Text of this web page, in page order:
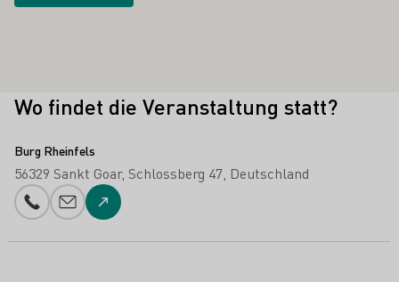
Wo findet die Veranstaltung statt?
Burg Rheinfels
56329 Sankt Goar Schlossberg 47 Deutschland
Telefonnummer
E-Mail-Adresse
Zur Website